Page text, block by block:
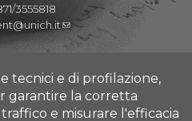
3555818
Chieti
Pescara
tecnici e di profilazione,
garantire la corretta
e misurare l'efficacia